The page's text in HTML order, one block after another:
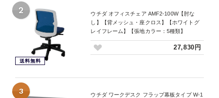
2
送料無料
ウチダ オフィスチェア AMF2-100W【肘な
し】【背メッシュ・座クロス】【ホワイトグ
レイフレーム】【張地カラー：5種類】
27,830円
3
ウチダ ワークデスク フラップ幕板タイプ W-1